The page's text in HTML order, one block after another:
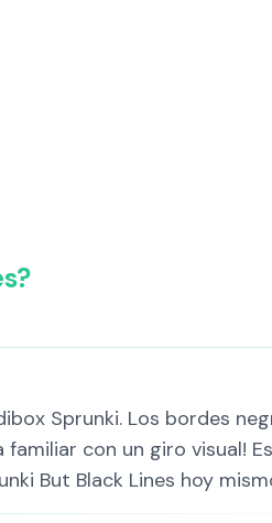
Sprunki. Los bordes
con un giro visual!
But Black Lines hoy